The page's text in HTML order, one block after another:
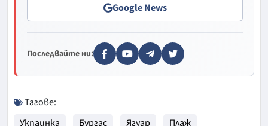
Google News
Последвайте ни:
Тагове:
Укпаинка
Бургас Ягуар Плаж